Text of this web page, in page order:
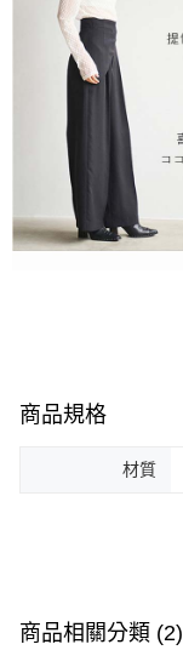
商品規格
材質
商品相關分類 (2)